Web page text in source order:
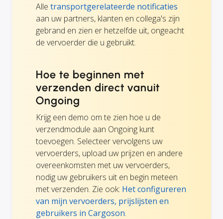
Alle transportgerelateerde notificaties
aan uw partners, klanten en collega's zijn
gebrand en zien er hetzelfde uit, ongeacht
de vervoerder die u gebruikt.
Hoe te beginnen met
verzenden direct vanuit
Ongoing
Krijg een demo om te zien hoe u de
verzendmodule aan Ongoing kunt
toevoegen. Selecteer vervolgens uw
vervoerders, upload uw prijzen en andere
overeenkomsten met uw vervoerders,
nodig uw gebruikers uit en begin meteen
met verzenden. Zie ook: Het configureren
van mijn vervoerders, prijslijsten en
gebruikers in Cargoson.